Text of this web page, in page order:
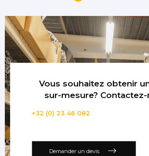
Vous souhaitez obtenir
sur-mesure? Contactez-
+32 (0) 23 46 082
Demander un devis